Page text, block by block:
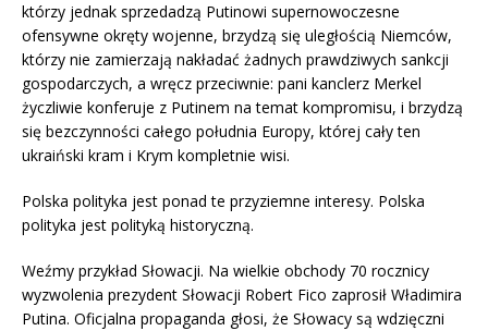
którzy jednak sprzedadzą Putinowi supernowoczesne
ofensywne okręty wojenne, brzydzą się uległością Niemców,
którzy nie zamierzają nakładać żadnych prawdziwych sankcji
gospodarczych, a wręcz przeciwnie: pani kanclerz Merkel
życzliwie konferuje z Putinem na temat kompromisu, i brzydzą
się bezczynności całego południa Europy, której cały ten
ukraiński kram i Krym kompletnie wisi.
Polska polityka jest ponad te przyziemne interesy. Polska
polityka jest polityką historyczną.
Weźmy przykład Słowacji. Na wielkie obchody 70 rocznicy
wyzwolenia prezydent Słowacji Robert Fico zaprosił Władimira
Putina. Oficjalna propaganda głosi, że Słowacy są wdzięczni